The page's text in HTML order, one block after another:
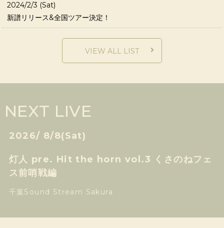
2024/2/3 (Sat)
新譜リリース&全国ツアー決定！
VIEW ALL LIST
NEXT LIVE
2026/ 8/8(Sat)
灯人 pre. Hit the horn vol.3 くさのねフェ
ス前哨戦編
千葉Sound Stream Sakura